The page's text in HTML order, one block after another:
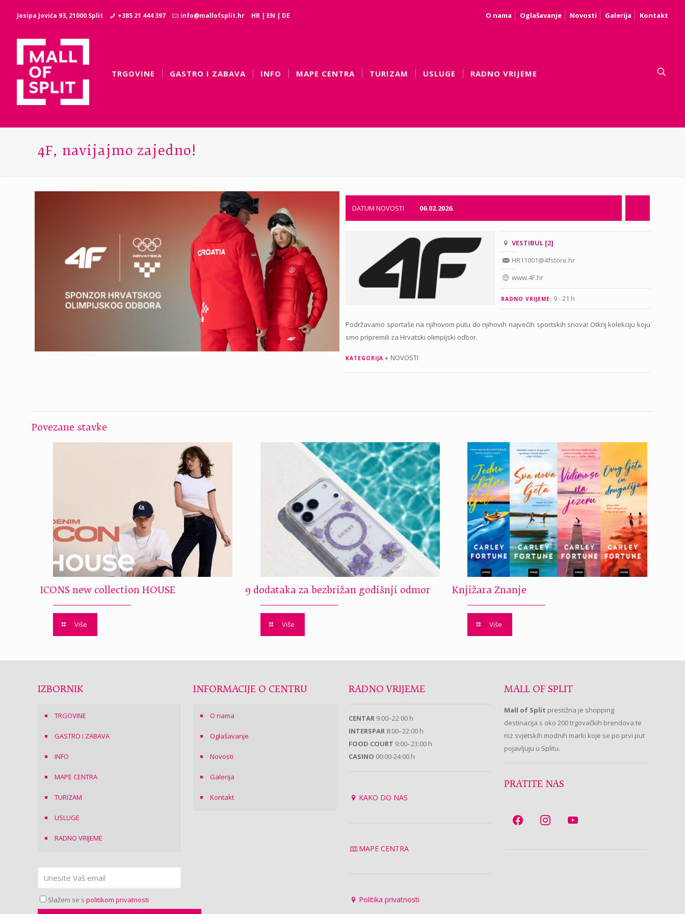
Josipa Jovića 93, 21000 Split +385 21 444 397 info@mallofsplit.hr HR | EN | DE O nama Oglašavanje Novosti Galerija Kontakt
TRGOVINE GASTRO I ZABAVA INFO MAPE CENTRA TURIZAM USLUGE RADNO VRIJEME
4F, navijajmo zajedno!
DATUM NOVOSTI 06.02.2026.
VESTIBUL [2]
HR11001@4fstore.hr
www.4F.hr
RADNO VRIJEME: 9 - 21 h
Podržavamo sportaše na njihovom putu do njihovih najvećih sportskih snova! Otkrij kolekciju koju
smo pripremili za Hrvatski olimpijski odbor.
KATEGORIJA NOVOSTI
Povezane stavke
ICONS new collection HOUSE
Više
9 dodataka za bezbrižan godišnji odmor
Više
Knjižara Znanje
Više
IZBORNIK
TRGOVINE
GASTRO I ZABAVA
INFO
MAPE CENTRA
TURIZAM
USLUGE
RADNO VRIJEME
Slažem se spolitikom privatnosti
INFORMACIJE O CENTRU
O nama
Oglašavanje
Novosti
Galerija
Kontakt
RADNO VRIJEME
CENTAR 9:00–22:00 h
INTERSPAR 8:00–22:00 h
FOOD COURT 9:00–23:00 h
CASINO 00:00-24:00 h
KAKO DO NAS
MAPE CENTRA
Politika privatnosti
MALL OF SPLIT
Mall of Split prestižna je shopping
destinacija s oko 200 trgovačkih brendova te
niz svjetskih modnih marki koje se po prvi put
pojavljuju u Splitu.
PRATITE NAS